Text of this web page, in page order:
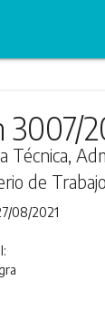
Técnica,
de Trabajo
08/2021